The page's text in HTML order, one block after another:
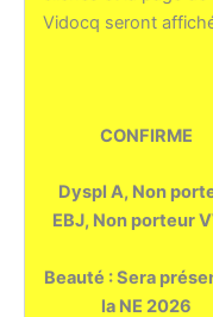
Vidocq seront
CONFIRME
Dyspl A, Non
EBJ, Non porteur
Beauté : Sera
la NE 2026